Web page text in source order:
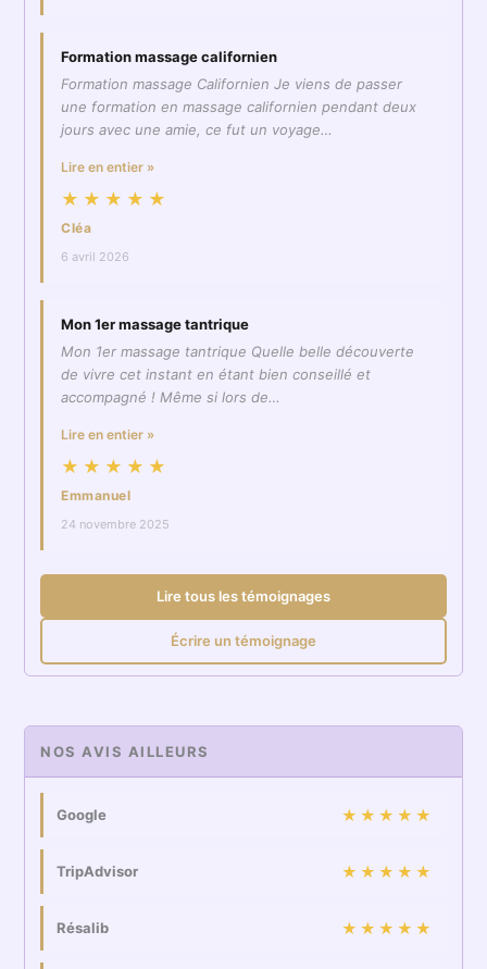
Formation massage californien
Formation massage Californien Je viens de passer
une formation en massage californien pendant deux
jours avec une amie, ce fut un voyage…
Lire en entier »
★★★★★
Cléa
6 avril 2026
Mon 1er massage tantrique
Mon 1er massage tantrique Quelle belle découverte
de vivre cet instant en étant bien conseillé et
accompagné ! Même si lors de…
Lire en entier »
★★★★★
Emmanuel
24 novembre 2025
Lire tous les témoignages
Écrire un témoignage
NOS AVIS AILLEURS
Google ★★★★★
TripAdvisor ★★★★★
Résalib ★★★★★